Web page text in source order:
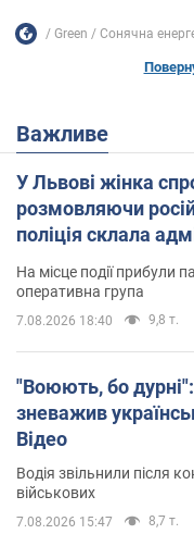
Green Сонячна
Важливе
У Львові жінка
розмовляючи
поліція склала
На місце події прибули
оперативна група
7.08.2026 18:40 9,8 т.
"Воюють, бо
зневажив
Відео
Водія звільнили після
військових
7.08.2026 15:47 8,7 т.